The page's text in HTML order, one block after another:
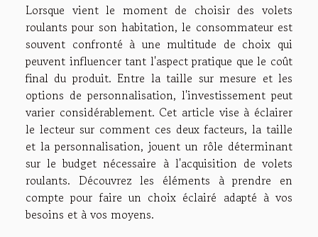
Lorsque vient le moment de choisir des volets
roulants pour son habitation, le consommateur est
souvent confronté à une multitude de choix qui
peuvent influencer tant l'aspect pratique que le coût
final du produit. Entre la taille sur mesure et les
options de personnalisation, l'investissement peut
varier considérablement. Cet article vise à éclairer
le lecteur sur comment ces deux facteurs, la taille
et la personnalisation, jouent un rôle déterminant
sur le budget nécessaire à l'acquisition de volets
roulants. Découvrez les éléments à prendre en
compte pour faire un choix éclairé adapté à vos
besoins et à vos moyens.